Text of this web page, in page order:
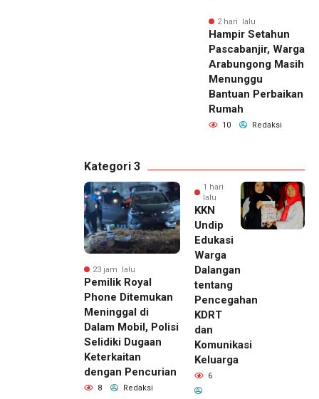
2 hari lalu
Hampir Setahun
Pascabanjir, Warga
Arabungong Masih
Menunggu
Bantuan Perbaikan
Rumah
10 Redaksi
Kategori 3
23 jam lalu
Pemilik Royal
Phone Ditemukan
Meninggal di
Dalam Mobil, Polisi
Selidiki Dugaan
Keterkaitan
dengan Pencurian
8 Redaksi
1 hari
lalu
KKN
Undip
Edukasi
Warga
Dalangan
tentang
Pencegahan
KDRT
dan
Komunikasi
Keluarga
6